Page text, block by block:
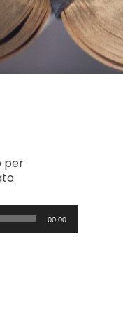
per
00:00